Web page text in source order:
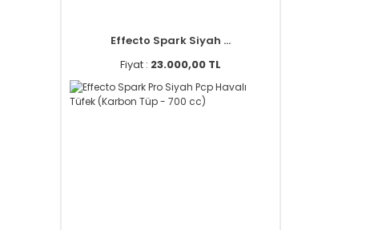
Effecto Spark Siyah ...
Fiyat : 23.000,00 TL